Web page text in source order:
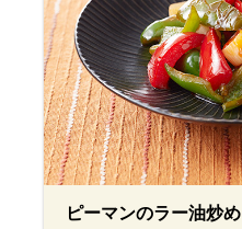
ピーマンのラー油炒め